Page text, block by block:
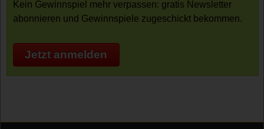
Kein Gewinnspiel mehr verpassen: gratis Newsletter
abonnieren und Gewinnspiele zugeschickt bekommen.
Jetzt anmelden